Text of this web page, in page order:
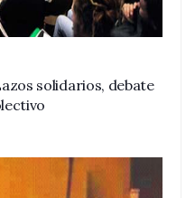
solidarios, debate